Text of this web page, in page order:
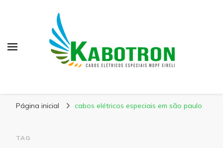
Página inicial cabos elétricos especiais em são paulo
TAG